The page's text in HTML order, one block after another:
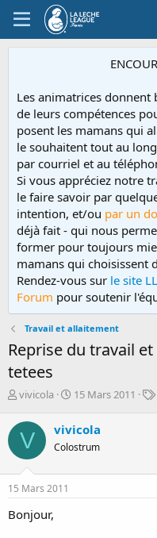
Les animatrices
de leurs compétences
posent les mamans qui
le souhaitent tout au
par courriel et au
Si vous appréciez notre
le faire savoir par
intention, et/ou par un
déjà fait - qui nous
former pour toujours
mamans qui choisissent
Rendez-vous sur le site
Forum pour soutenir
Travail et allaitement
Reprise du travail
tetees
D
m
a
é
e
a
vivicola
D
t
e
d
d
15 Mars 2011
V vivicola
Colostrum
15 Mars 2011
Bonjour,